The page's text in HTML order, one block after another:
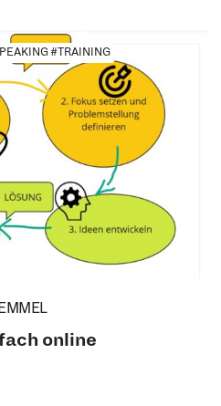
#TRAINING
online